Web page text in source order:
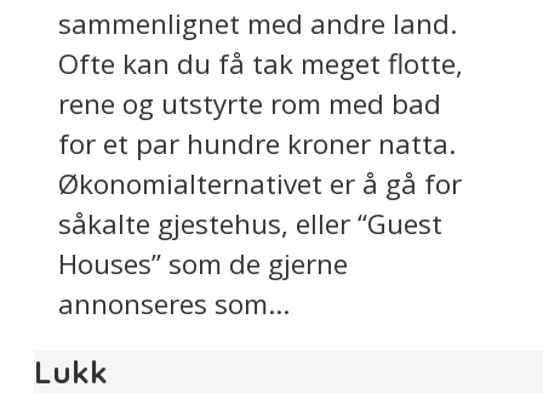
sammenlignet med andre land.
Ofte kan du få tak meget flotte,
rene og utstyrte rom med bad
for et par hundre kroner natta.
Økonomialternativet er å gå for
såkalte gjestehus, eller “Guest
Houses” som de gjerne
annonseres som...
Lukk